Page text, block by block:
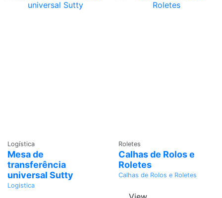
Logística
Mesa de
transferência
universal Sutty
Logistica
Roletes
Calhas de Rolos e
Roletes
Calhas de Rolos e Roletes